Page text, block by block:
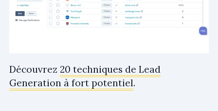
Découvrez 20 techniques de Lead
Generation à fort potentiel.